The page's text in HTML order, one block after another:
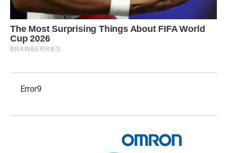
Error9